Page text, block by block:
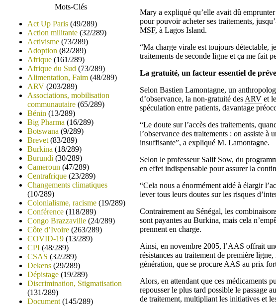
Mots-Clés
Act Up Paris (49/289)
Action militante (32/289)
Activisme (73/289)
Adoption (82/289)
Afrique (161/289)
Afrique du Sud (73/289)
Alimentation, Faim (48/289)
ARV (203/289)
Associations, mobilisation
communautaire (65/289)
Bénin (13/289)
Big Pharma (16/289)
Botswana (9/289)
Brevet (83/289)
Burkina (18/289)
Burundi (30/289)
Cameroun (47/289)
Centrafrique (23/289)
Changements climatiques
(10/289)
Colonialisme, racisme (19/289)
Conférence (118/289)
Congo Brazzaville (24/289)
Côte d’Ivoire (263/289)
COVID-19 (13/289)
CPI (48/289)
CSAS (32/289)
Dekens (29/289)
Dépistage (19/289)
Discrimination, Stigmatisation
(131/289)
Document (145/289)
Mary a expliqué qu’elle avait dû
pour pouvoir acheter ses traitements,
MSF, à Lagos Island.
“Ma charge virale est toujours détectable,
traitements de seconde ligne et ça me fait
La gratuité, un facteur essentiel de
Selon Bastien Lamontagne, un
d’observance, la non-gratuité des ARV et
spéculation entre patients, davantage
“Le doute sur l’accès des traitements,
l’observance des traitements : on assiste à
insuffisante”, a expliqué M. Lamontagne.
Selon le professeur Salif Sow, du
en effet indispensable pour assurer la
“Cela nous a énormément aidé à élargir
lever tous leurs doutes sur les risques
Contrairement au Sénégal, les
sont payantes au Burkina, mais cela
prennent en charge.
Ainsi, en novembre 2005, l’AAS offrait
résistances au traitement de première
génération, que se procure AAS au prix
Alors, en attendant que ces médicaments
repousser le plus tard possible le passage
de traitement, multipliant les initiatives et